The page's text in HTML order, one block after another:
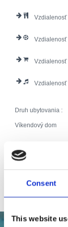
Consent
This website
Vzdialenosť
Vzdialenosť
Vzdialenosť
Vzdialenosť
Druh ubytovania :
Víkendový dom
Broj jedinica:
Hlavné postele